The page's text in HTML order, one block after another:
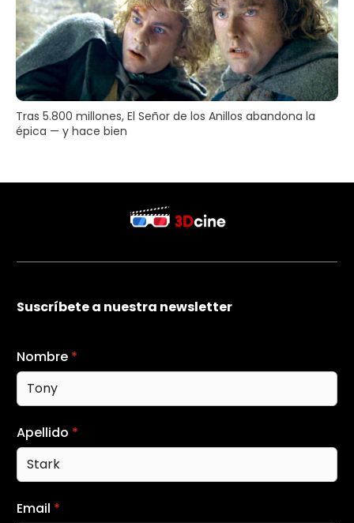
Tras 5.800 millones, El Señor de los Anillos abandona la
épica — y hace bien
Suscríbete a nuestra newsletter
Nombre *
Apellido *
Email *